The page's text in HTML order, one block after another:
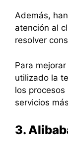
Además,
atención al
resolver
Para
utilizado la
los
servicios
3.